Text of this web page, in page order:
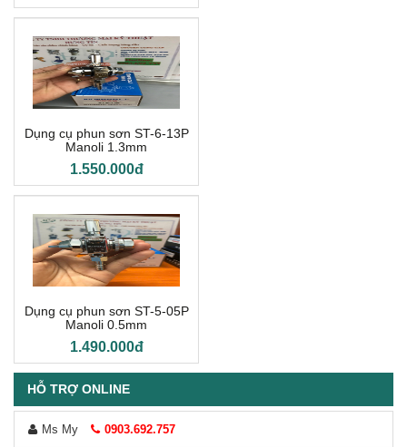
HỖ TRỢ ONLINE
Ms My 0903.692.757
Dụng cụ phun sơn ST-6-13P
Manoli 1.3mm
1.550.000đ
Dụng cụ phun sơn ST-5-05P
Manoli 0.5mm
1.490.000đ